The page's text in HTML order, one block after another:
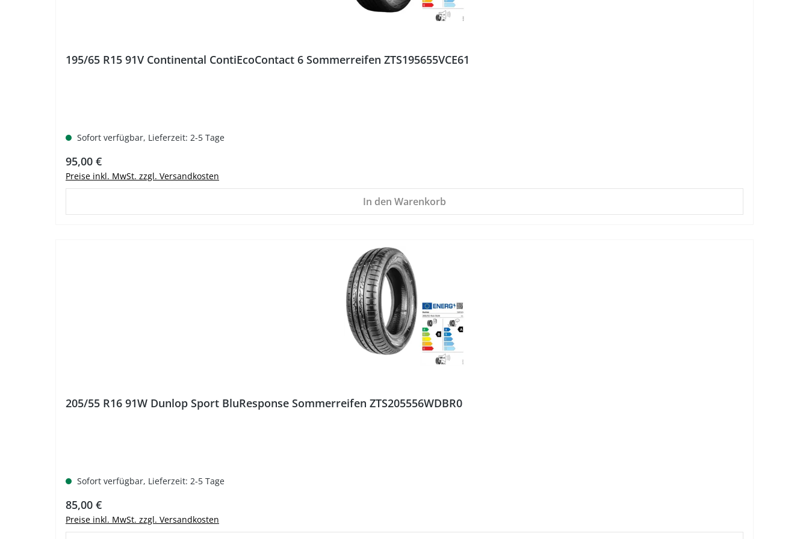
195/65 R15 91V Continental ContiEcoContact 6 Sommerreifen ZTS195655VCE61
Sofort verfügbar, Lieferzeit: 2-5 Tage
Regulärer Preis:
95,00 €
Preise inkl. MwSt. zzgl. Versandkosten
In den Warenkorb
205/55 R16 91W Dunlop Sport BluResponse Sommerreifen ZTS205556WDBR0
Sofort verfügbar, Lieferzeit: 2-5 Tage
Regulärer Preis:
85,00 €
Preise inkl. MwSt. zzgl. Versandkosten